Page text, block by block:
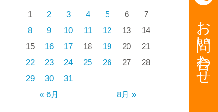
« 6月 8月 »
1 2 3 4 5 6
7
8
9 10 11 12 13
14
15
16 17 18 19 20
21
22
23 24 25 26 27
28
29
30 31
お問い合わせ